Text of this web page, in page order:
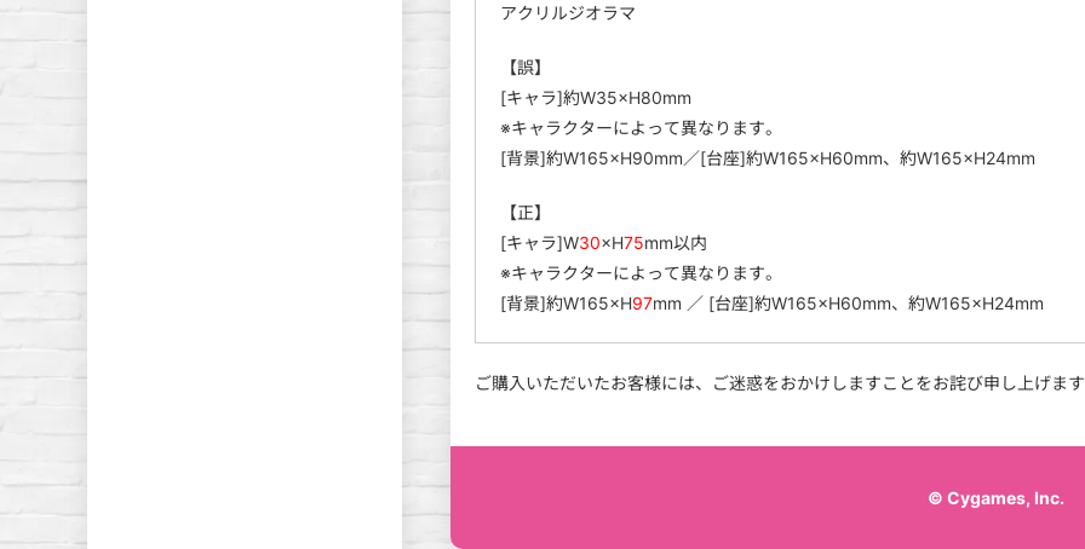
アクリルジオラマ
【誤】
[キャラ]約W35×H80mm
※キャラクターによって異なります。
[背景]約W165×H90mm／[台座]約W165×H60mm、約W165×H24mm
【正】
[キャラ]W30×H75mm以内
※キャラクターによって異なります。
[背景]約W165×H97mm ／ [台座]約W165×H60mm、約W165×H24mm
ご購入いただいたお客様には、ご迷惑をおかけしますことをお詫び申し上げま
© Cygames, Inc.